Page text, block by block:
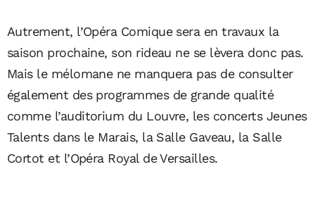
Autrement, l’Opéra Comique sera en travaux la
saison prochaine, son rideau ne se lèvera donc pas.
Mais le mélomane ne manquera pas de consulter
également des programmes de grande qualité
comme l’auditorium du Louvre, les concerts Jeunes
Talents dans le Marais, la Salle Gaveau, la Salle
Cortot et l’Opéra Royal de Versailles.